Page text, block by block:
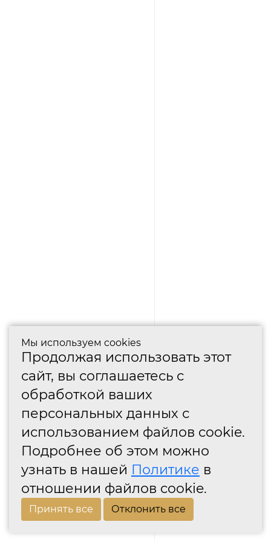
Мы используем cookies
Продолжая использовать этот
сайт, вы соглашаетесь с
обработкой ваших
персональных данных с
использованием файлов cookie.
Подробнее об этом можно
узнать в нашей Политике в
отношении файлов cookie.
Принять все Отклонить все